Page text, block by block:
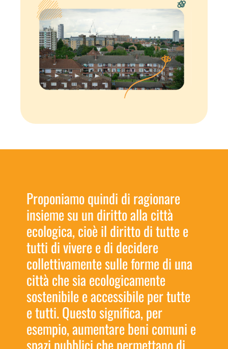
Proponiamo quindi di ragionare
insieme su un diritto alla città
ecologica, cioè il diritto di tutte e
tutti di vivere e di decidere
collettivamente sulle forme di una
città che sia ecologicamente
sostenibile e accessibile per tutte
e tutti. Questo significa, per
esempio, aumentare beni comuni e
spazi pubblici che permettano di